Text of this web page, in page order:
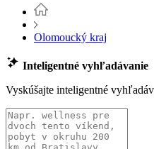
Olomoucký kraj
Inteligentné vyhľadávanie
Vyskúšajte inteligentné